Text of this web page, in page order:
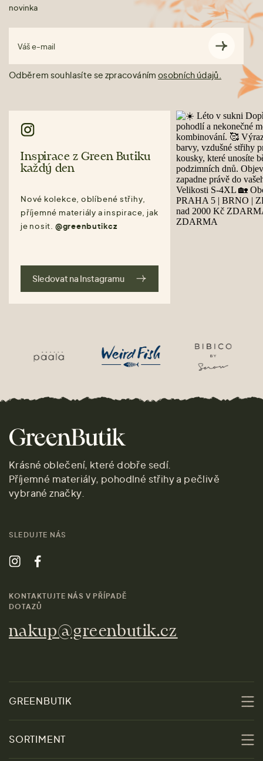
novinka
Váš e-mail
Odběrem souhlasíte se zpracováním osobních údajů.
Inspirace z Green Butiku
každý den
Nové kolekce, oblíbené střihy,
příjemné materiály a inspirace, jak
je nosit. @greenbutikcz
Sledovat na Instagramu
Krásné oblečení, které dobře sedí.
Příjemné materiály, pohodlné střihy a pečlivě
vybrané značky.
SLEDUJTE NÁS
KONTAKTUJTE NÁS V PŘÍPADĚ
DOTAZŮ
nakup@greenbutik.cz
GREENBUTIK
O nás
SORTIMENT